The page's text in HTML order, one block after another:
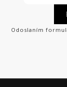
Odoslaním